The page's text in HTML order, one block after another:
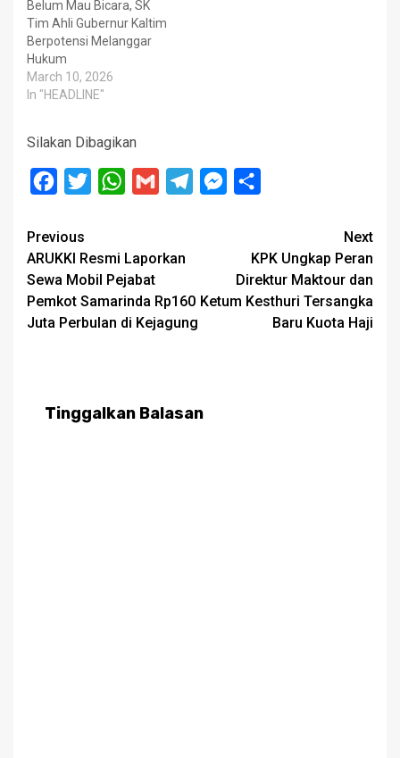
Belum Mau Bicara, SK
Tim Ahli Gubernur Kaltim
Berpotensi Melanggar
Hukum
March 10, 2026
In "HEADLINE"
Silakan Dibagikan
Facebook
Twitter WhatsApp
Gmail TelegramMessenger
Post
navigation
Previous
ARUKKI Resmi Laporkan
Sewa Mobil Pejabat
Pemkot Samarinda Rp160
Juta Perbulan di Kejagung
Next
KPK Ungkap Peran
Direktur Maktour dan
Ketum Kesthuri Tersangka
Baru Kuota Haji
Tinggalkan Balasan